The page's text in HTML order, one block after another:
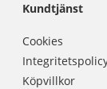
Kundtjänst
Cookies
Köpvillkor